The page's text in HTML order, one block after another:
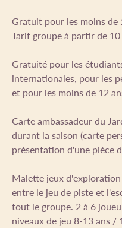
Gratuit pour les moins de
Tarif groupe à partir de
Gratuité pour les
internationales, pour les
et pour les moins de 12
Carte ambassadeur du
durant la saison (carte
présentation d'une pièce
Malette jeux
entre le jeu de piste et
tout le groupe. 2 à 6
niveaux de jeu 8-13 ans /